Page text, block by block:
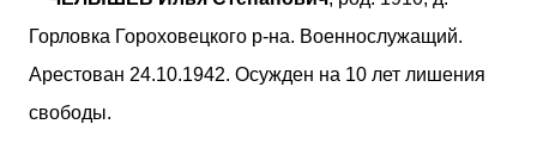
Горловка Гороховецкого р-на. Военнослужащий.
Арестован 24.10.1942. Осужден на 10 лет лишения
свободы.